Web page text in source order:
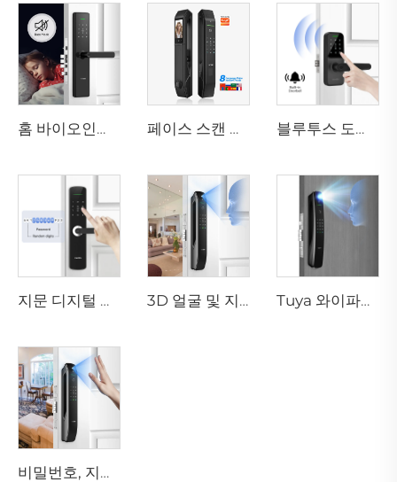
홈 바이오인식 지문 도어록 손잡이 Tuya T15 페이스 스캔 기능이 있는 자동 스마트 지문 도어록 D7pro 블루투스 도어 핸들 와이파이 디지털 지문 비밀번호 텐온 K8
지문 디지털 스마트 잠금장치 레버, 리벳, 카드 포함 Tenon E3 3D 얼굴 및 지문 인식 주거용 도어록 Tenon A6 Pro Tuya 와이파이 카메라가 내장된 자동 ID 얼굴 및 지문 인식 스마트 도어록 Tenon A9 Pro
비밀번호, 지문, 생체 인식 기능이 있는 스마트 홈 잠금장치 Tenon A6 Pro